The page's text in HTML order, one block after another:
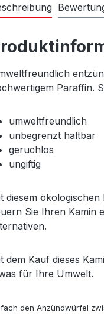
Paraffin.
umweltfreundlich
unbegrenzt haltbar
geruchlos
ungiftig
diesem
Sie Ihren Kamin
dem Kauf dieses
für Ihre Umwelt.
den Anzündwürfel